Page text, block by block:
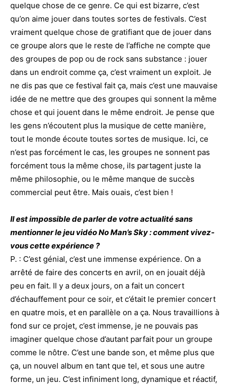
quelque chose de ce genre. Ce qui est bizarre, c’est
qu’on aime jouer dans toutes sortes de festivals. C’est
vraiment quelque chose de gratifiant que de jouer dans
ce groupe alors que le reste de l’affiche ne compte que
des groupes de pop ou de rock sans substance : jouer
dans un endroit comme ça, c’est vraiment un exploit. Je
ne dis pas que ce festival fait ça, mais c’est une mauvaise
idée de ne mettre que des groupes qui sonnent la même
chose et qui jouent dans le même endroit. Je pense que
les gens n’écoutent plus la musique de cette manière,
tout le monde écoute toutes sortes de musique. Ici, ce
n’est pas forcément le cas, les groupes ne sonnent pas
forcément tous la même chose, ils partagent juste la
même philosophie, ou le même manque de succès
commercial peut être. Mais ouais, c’est bien !
Il est impossible de parler de votre actualité sans
mentionnerle jeu vidéo No Man’s Sky : comment vivez-
vous cette expérience ?
P. : C’est génial, c’est une immense expérience. On a
arrêté de faire des concerts en avril, on en jouait déjà
peu en fait. Il y a deux jours, on a fait un concert
d’échauffement pour ce soir, et c’était le premier concert
en quatre mois, et en parallèle on a ça. Nous travaillions à
fond sur ce projet, c’est immense, je ne pouvais pas
imaginer quelque chose d’autant parfait pour un groupe
comme le nôtre. C’est une bande son, et même plus que
ça, un nouvel album en tant que tel, et sous une autre
forme, un jeu. C’est infiniment long, dynamique et réactif,